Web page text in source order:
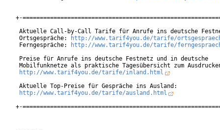
+-
Aktuelle Call-by-Call Tarife für Anrufe ins deutsche
Ortsgespräche:
http://www.tarif4you.de/tarife/
Ferngespräche:
http://www.tarif4you.de/tarife/
Preise für Anrufe ins deutsche Festnetz und in deutsche
Mobilfunknetze als praktische Tagesübersicht zum
http://www.tarif4you.de/tarife/inland.html
Aktuelle Top-Preise für Gespräche ins Ausland:
http://www.tarif4you.de/tarife/ausland.html
+-